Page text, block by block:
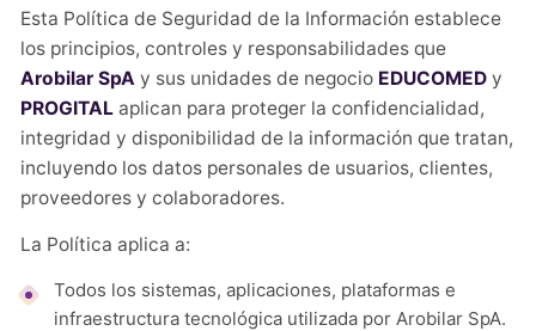
Esta Política de Seguridad de la Información establece
los principios, controles y responsabilidades que
Arobilar SpA y sus unidades de negocio EDUCOMED y
PROGITAL aplican para proteger la confidencialidad,
integridad y disponibilidad de la información que tratan,
incluyendo los datos personales de usuarios, clientes,
proveedores y colaboradores.
La Política aplica a:
Todos los sistemas, aplicaciones, plataformas e
infraestructura tecnológica utilizada por Arobilar SpA.